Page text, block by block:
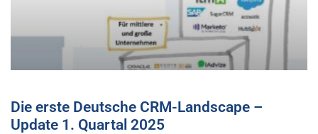
Die erste Deutsche CRM-Landscape –
Update 1. Quartal 2025